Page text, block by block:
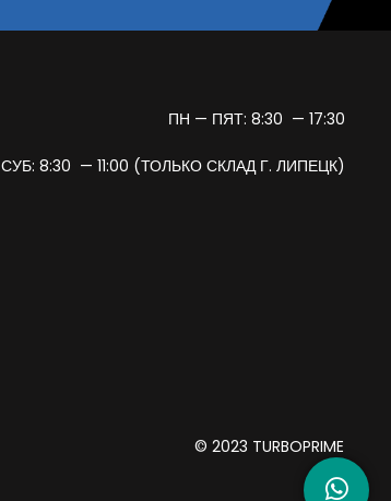
ПН — ПЯТ: 8:30 — 17:30
СУБ: 8:30 — 11:00 (ТОЛЬКО СКЛАД Г. ЛИПЕЦК)
© 2023 TURBOPRIME